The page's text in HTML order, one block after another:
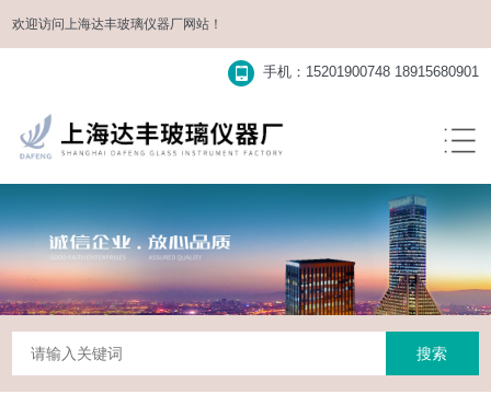
欢迎访问上海达丰玻璃仪器厂网站！
手机：15201900748 18915680901